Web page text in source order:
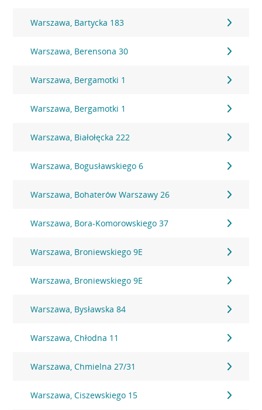
Warszawa, Bartycka 183
Warszawa, Berensona 30
Warszawa, Bergamotki 1
Warszawa, Bergamotki 1
Warszawa, Białołęcka 222
Warszawa, Bogusławskiego 6
Warszawa, Bohaterów Warszawy 26
Warszawa, Bora-Komorowskiego 37
Warszawa, Broniewskiego 9E
Warszawa, Broniewskiego 9E
Warszawa, Bysławska 84
Warszawa, Chłodna 11
Warszawa, Chmielna 27/31
Warszawa, Ciszewskiego 15